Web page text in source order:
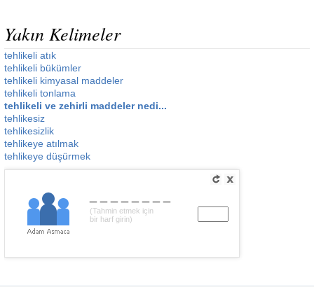
Yakın Kelimeler
tehlikeli atık
tehlikeli bükümler
tehlikeli kimyasal maddeler
tehlikeli tonlama
tehlikeli ve zehirli maddeler nedi...
tehlikesiz
tehlikesizlik
tehlikeye atılmak
tehlikeye düşürmek
(Tahmin etmek için
bir harf girin)